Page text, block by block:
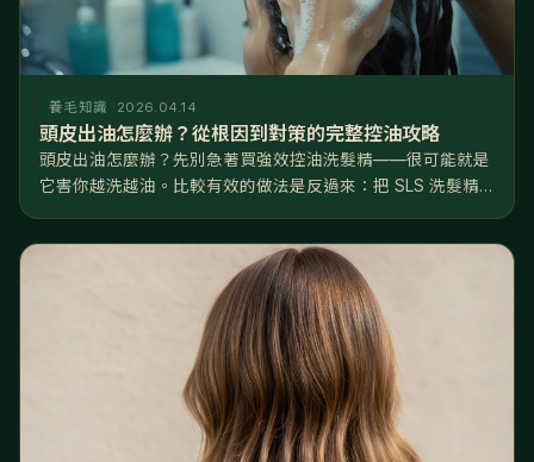
養毛知識 2026.04.14
頭皮出油怎麼辦？從根因到對策的完整控油攻略
頭皮出油怎麼辦？先別急著買強效控油洗髮精——很可能就是
它害你越洗越油。比較有效的做法是反過來：把 SLS 洗髮精